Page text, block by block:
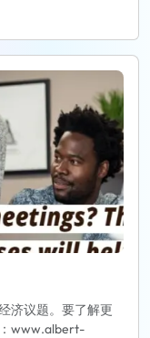
济议题。要了解更
www.albert-